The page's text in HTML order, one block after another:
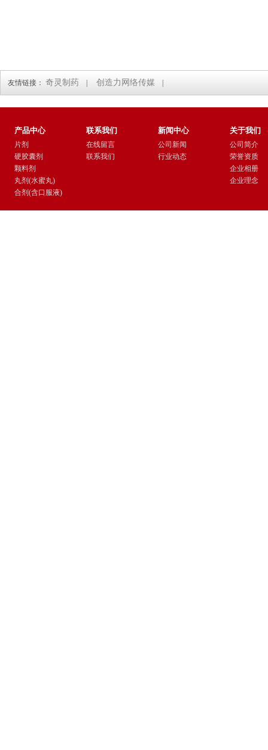
友情链接： 奇灵制药 创造力网络传媒
产品中心 联系我们 新闻中心 关于我们
片剂
硬胶囊剂
颗料剂
丸剂(水蜜丸)
合剂(含口服液)
在线留言
联系我们
公司新闻
行业动态
公司简介
荣誉资质
企业相册
企业理念